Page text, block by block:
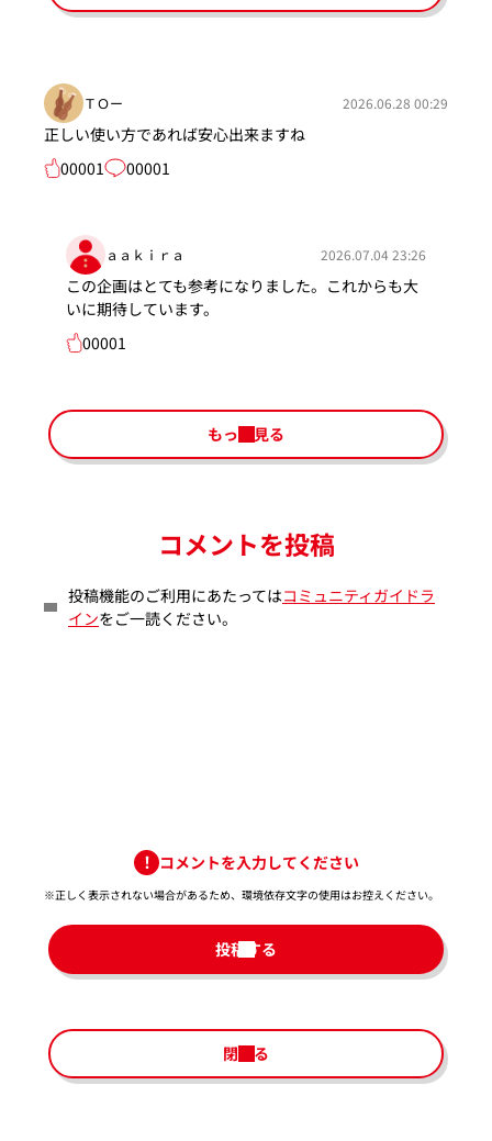
ＴＯー 2026.06.28 00:29
正しい使い方であれば安心出来ますね
00001
00001
ａａｋｉｒａ 2026.07.04 23:26
この企画はとても参考になりました。これからも大
いに期待しています。
00001
もっと見る
コメントを投稿
投稿機能のご利用にあたってはコミュニティガイドラ
インをご一読ください。
コメントを入力してください
※正しく表示されない場合があるため、環境依存文字の使用はお控えください。​
投稿する
閉じる